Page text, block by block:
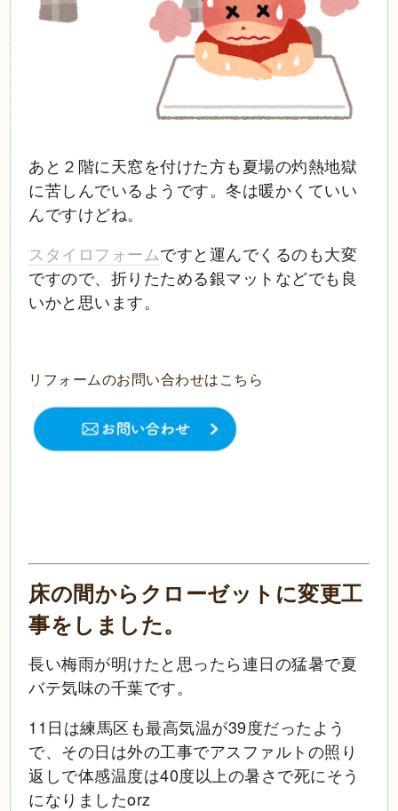
あと２階に天窓を付けた方も夏場の灼熱地獄
に苦しんでいるようです。冬は暖かくていい
んですけどね。
スタイロフォームですと運んでくるのも大変
ですので、折りたためる銀マットなどでも良
いかと思います。
リフォームのお問い合わせはこちら
床の間からクローゼットに変更工
事をしました。
長い梅雨が明けたと思ったら連日の猛暑で夏
バテ気味の千葉です。
11日は練馬区も最高気温が39度だったよう
で、その日は外の工事でアスファルトの照り
返しで体感温度は40度以上の暑さで死にそう
になりましたorz